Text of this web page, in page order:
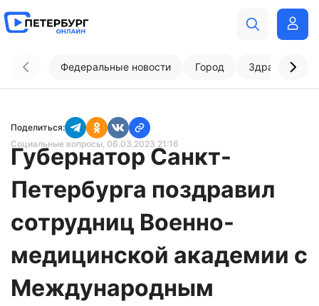
Федеральные новости Город
Поделиться:
Социальные вопросы, 06.03.2023 21:16
Губернатор Санкт-
Петербурга поздравил
сотрудниц Военно-
медицинской академии с
Международным